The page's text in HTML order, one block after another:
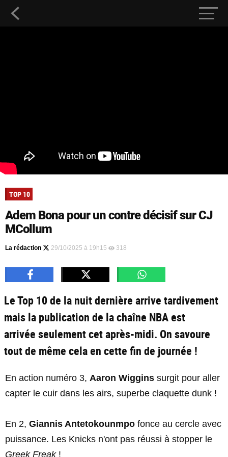
TOP 10
Adem Bona pour un contre décisif sur CJ
MCollum
La rédaction 29/10/2025 à 19h15 318
Le Top 10 de la nuit dernière arrive tardivement
mais la publication de la chaîne NBA est
arrivée seulement cet après-midi. On savoure
tout de même cela en cette fin de journée !
En action numéro 3, Aaron Wiggins surgit pour aller
capter le cuir dans les airs, superbe claquette dunk !
En 2, Giannis Antetokounmpo fonce au cercle avec
puissance. Les Knicks n'ont pas réussi à stopper le
Greek Freak!